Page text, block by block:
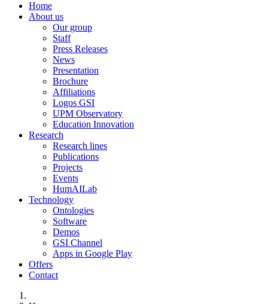
Home
About us
Our group
Staff
Press Releases
News
Presentation
Brochure
Affiliations
Logos GSI
UPM Observatory
Education Innovation
Research
Research lines
Publications
Projects
Events
HumAILab
Technology
Ontologies
Software
Demos
GSI Channel
Apps in Google Play
Offers
Contact